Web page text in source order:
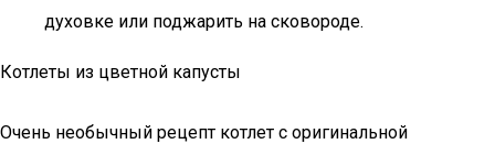
духовке или поджарить на сковороде.
Котлеты из цветной капусты
Очень необычный рецепт котлет с оригинальной